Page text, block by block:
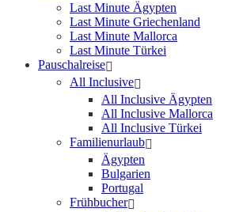
Last Minute Ägypten
Last Minute Griechenland
Last Minute Mallorca
Last Minute Türkei
Pauschalreise
All Inclusive
All Inclusive Ägypten
All Inclusive Mallorca
All Inclusive Türkei
Familienurlaub
Ägypten
Bulgarien
Portugal
Frühbucher